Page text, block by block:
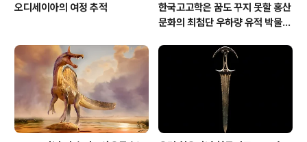
오디세이아의 여정 추적
한국고고학은 꿈도 꾸지 못할 홍산
문화의 최첨단 우하량 유적 박물관